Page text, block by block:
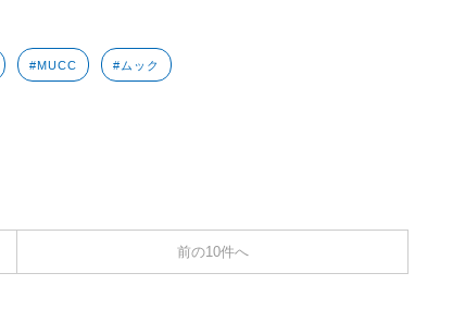
#MUCC #ムック
前の10件へ